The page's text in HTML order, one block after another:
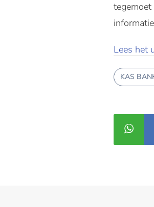
tegemoet
Lees het
KAS